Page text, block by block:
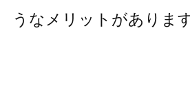
うなメリットがあります